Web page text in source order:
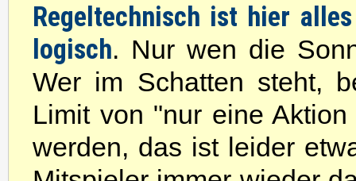
Regeltechnisch ist hier
logisch. Nur wen die
Wer im Schatten steht,
Limit von "nur eine
werden, das ist leider